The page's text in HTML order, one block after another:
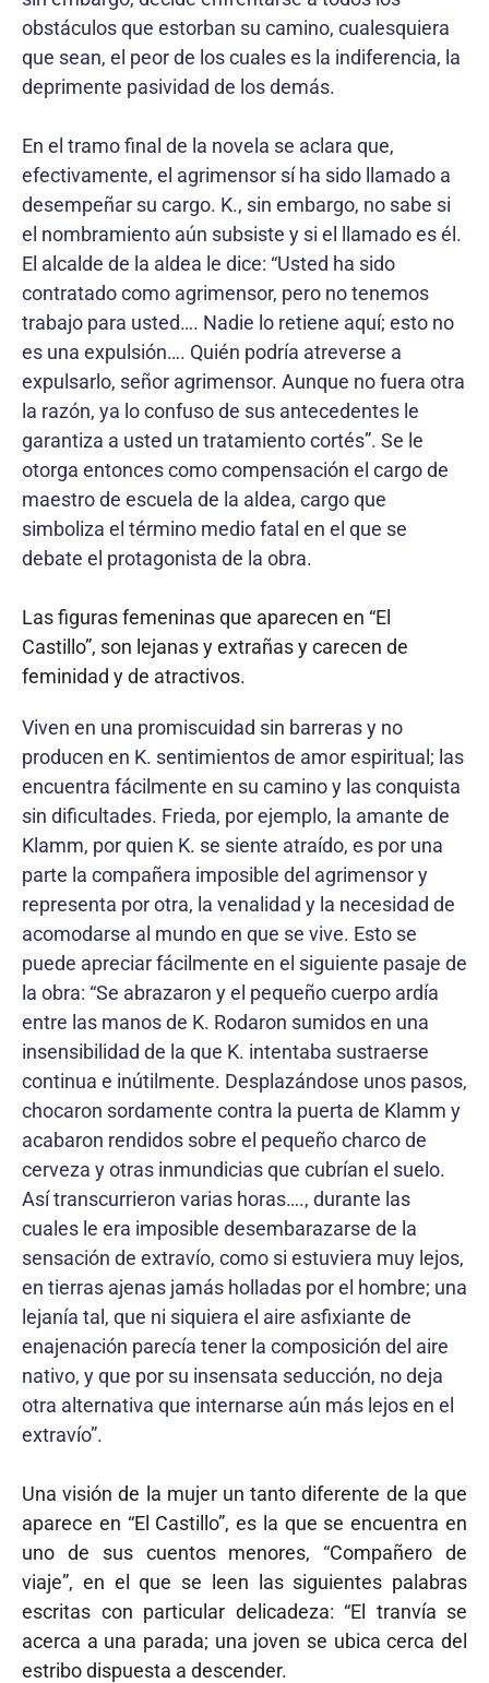
obstáculos que estorban su camino, cualesquiera
que sean, el peor de los cuales es la indiferencia, la
deprimente pasividad de los demás.
En el tramo final de la novela se aclara que,
efectivamente, el agrimensor sí ha sido llamado a
desempeñar su cargo. K., sin embargo, no sabe si
el nombramiento aún subsiste y si el llamado es él.
El alcalde de la aldea le dice: “Usted ha sido
contratado como agrimensor, pero no tenemos
trabajo para usted…. Nadie lo retiene aquí; esto no
es una expulsión…. Quién podría atreverse a
expulsarlo, señor agrimensor. Aunque no fuera otra
la razón, ya lo confuso de sus antecedentes le
garantiza a usted un tratamiento cortés”. Se le
otorga entonces como compensación el cargo de
maestro de escuela de la aldea, cargo que
simboliza el término medio fatal en el que se
debate el protagonista de la obra.
Las figuras femeninas que aparecen en “El
Castillo”, son lejanas y extrañas y carecen de
feminidad y de atractivos.
Viven en una promiscuidad sin barreras y no
producen en K. sentimientos de amor espiritual; las
encuentra fácilmente en su camino y las conquista
sin dificultades. Frieda, por ejemplo, la amante de
Klamm, por quien K. se siente atraído, es por una
parte la compañera imposible del agrimensor y
representa por otra, la venalidad y la necesidad de
acomodarse al mundo en que se vive. Esto se
puede apreciar fácilmente en el siguiente pasaje de
la obra: “Se abrazaron y el pequeño cuerpo ardía
entre las manos de K. Rodaron sumidos en una
insensibilidad de la que K. intentaba sustraerse
continua e inútilmente. Desplazándose unos pasos,
chocaron sordamente contra la puerta de Klamm y
acabaron rendidos sobre el pequeño charco de
cerveza y otras inmundicias que cubrían el suelo.
Así transcurrieron varias horas…., durante las
cuales le era imposible desembarazarse de la
sensación de extravío, como si estuviera muy lejos,
en tierras ajenas jamás holladas por el hombre; una
lejanía tal, que ni siquiera el aire asfixiante de
enajenación parecía tener la composición del aire
nativo, y que por su insensata seducción, no deja
otra alternativa que internarse aún más lejos en el
extravío”.
Una visión de la mujer un tanto diferente de la que
aparece en “El Castillo”, es la que se encuentra en
uno de sus cuentos menores, “Compañero de
viaje”, en el que se leen las siguientes palabras
escritas con particular delicadeza: “El tranvía se
acerca a una parada; una joven se ubica cerca del
estribo dispuesta a descender.